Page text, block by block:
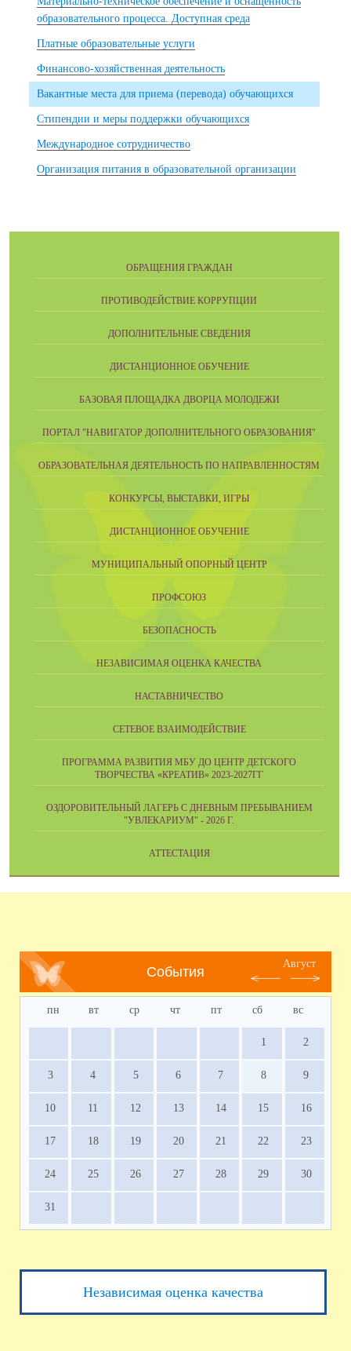
образовательного процесса. Доступная среда
Платные образовательные услуги
Финансово-хозяйственная деятельность
Вакантные места для приема (перевода) обучающихся
Стипендии и меры поддержки обучающихся
Международное сотрудничество
Организация питания в образовательной организации
ОБРАЩЕНИЯ ГРАЖДАН
ПРОТИВОДЕЙСТВИЕ КОРРУПЦИИ
ДОПОЛНИТЕЛЬНЫЕ СВЕДЕНИЯ
ДИСТАНЦИОННОЕ ОБУЧЕНИЕ
БАЗОВАЯ ПЛОЩАДКА ДВОРЦА МОЛОДЕЖИ
ПОРТАЛ "НАВИГАТОР ДОПОЛНИТЕЛЬНОГО ОБРАЗОВАНИЯ"
ОБРАЗОВАТЕЛЬНАЯ ДЕЯТЕЛЬНОСТЬ ПО НАПРАВЛЕННОСТЯМ
КОНКУРСЫ, ВЫСТАВКИ, ИГРЫ
ДИСТАНЦИОННОЕ ОБУЧЕНИЕ
МУНИЦИПАЛЬНЫЙ ОПОРНЫЙ ЦЕНТР
ПРОФСОЮЗ
БЕЗОПАСНОСТЬ
НЕЗАВИСИМАЯ ОЦЕНКА КАЧЕСТВА
НАСТАВНИЧЕСТВО
СЕТЕВОЕ ВЗАИМОДЕЙСТВИЕ
ПРОГРАММА РАЗВИТИЯ МБУ ДО ЦЕНТР ДЕТСКОГО
ТВОРЧЕСТВА «КРЕАТИВ» 2023-2027ГГ
ОЗДОРОВИТЕЛЬНЫЙ ЛАГЕРЬ С ДНЕВНЫМ ПРЕБЫВАНИЕМ
"УВЛЕКАРИУМ" - 2026 Г.
АТТЕСТАЦИЯ
События
Август
пн вт ср чт пт сб вс
1 2
3 4 5 6 7 8 9
10 11 12 13 14 15 16
17 18 19 20 21 22 23
24 25 26 27 28 29 30
31
Независимая оценка качества